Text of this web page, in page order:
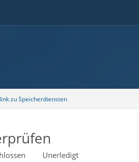
zu Speicherdiensten
Unerledigt